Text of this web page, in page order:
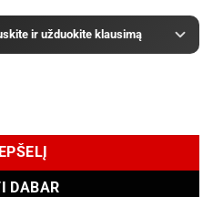
ir užduokite klausimą
Kolada Extrait de Parfum
DABAR